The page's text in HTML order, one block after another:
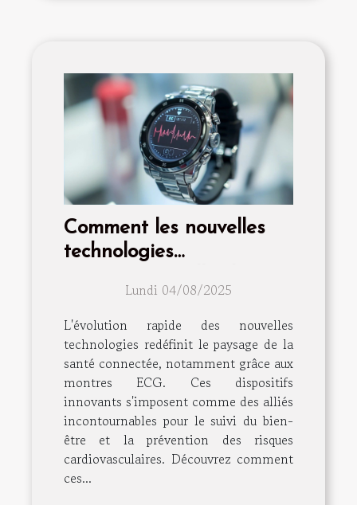
Comment les nouvelles
technologies
montres ECG en outils de
santé essentiels ?
Lundi 04/08/2025
L'évolution rapide des nouvelles
technologies redéfinit le paysage de la
santé connectée, notamment grâce aux
montres ECG. Ces dispositifs
innovants s'imposent comme des alliés
incontournables pour le suivi du bien-
être et la prévention des risques
cardiovasculaires. Découvrez comment
ces...